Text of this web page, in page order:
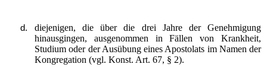
diejenigen, die über die drei Jahre der Genehmigung
hinausgingen, ausgenommen in Fällen von Krankheit,
Studium oder der Ausübung eines Apostolats im Namen der
Kongregation (vgl. Konst. Art. 67, § 2).